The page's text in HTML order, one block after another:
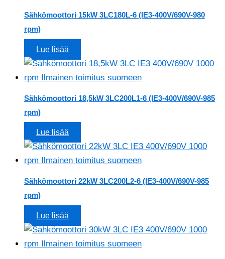
Sähkömoottori 15kW 3LC180L-6 (IE3-400V/690V-980
rpm)
Lue lisää
Sähkömoottori 18,5kW 3LC200L1-6 (IE3-400V/690V-985
rpm)
Lue lisää
Sähkömoottori 22kW 3LC200L2-6 (IE3-400V/690V-985
rpm)
Lue lisää